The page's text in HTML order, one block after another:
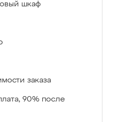
шкаф
заказа
90% после